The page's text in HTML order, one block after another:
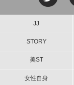
JJ
STORY
美ST
女性自身